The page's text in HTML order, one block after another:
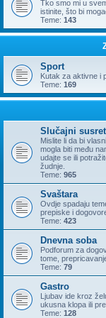
Tko smo mi u
istinite, što bi
Teme: 143
Sport
Kutak za aktivne i
Teme: 169
Slučajni
Mislite li da bi
mogla biti među
udajte se ili
žudnje.
Teme: 965
Svaštara
Ovdje spadaju
prepiske i
Teme: 423
Dnevna soba
Podforum za
tome,
Teme: 79
Gastro
Ljubav ide kroz
ukusna klopa ili
Teme: 128